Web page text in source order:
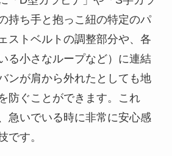
持ち手と抱っこ紐の特定のパ
ストベルトの調整部分や、各
る小さなループなど）に連結
ンが肩から外れたとしても地
防ぐことができます。これ
急いでいる時に非常に安心感
です。